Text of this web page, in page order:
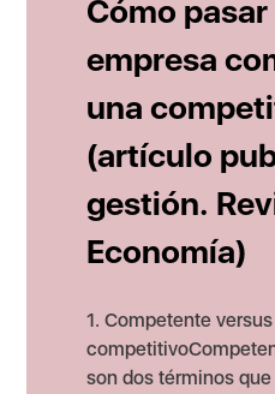
Cómo
empresa
una
(artículo
gestión.
Economía)
1. Competente versus
son dos términos